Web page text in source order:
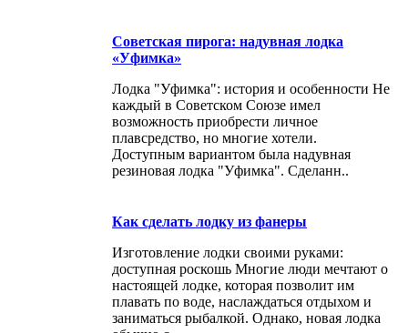
Советская пирога: надувная лодка
«Уфимка»
Лодка "Уфимка": история и особенности Не
каждый в Советском Союзе имел
возможность приобрести личное
плавсредство, но многие хотели.
Доступным вариантом была надувная
резиновая лодка "Уфимка". Сделанн..
Как сделать лодку из фанеры
Изготовление лодки своими руками:
доступная роскошь Многие люди мечтают о
настоящей лодке, которая позволит им
плавать по воде, наслаждаться отдыхом и
заниматься рыбалкой. Однако, новая лодка